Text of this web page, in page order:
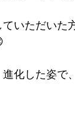
ていただいた
進化した姿で